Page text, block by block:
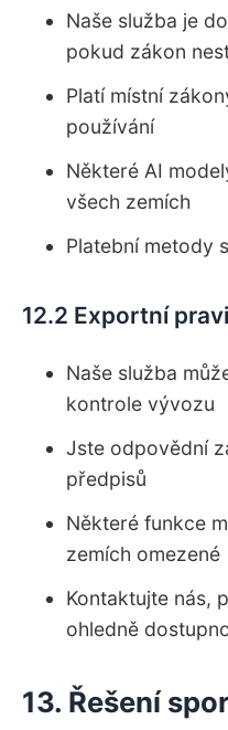
Naše služba je
pokud zákon
Platí místní
používání
Některé AI
všech zemích
Platební metody
12.2 Exportní
Naše služba
kontrole vývozu
Jste odpovědní
předpisů
Některé funkce
zemích omezené
Kontaktujte nás,
ohledně
13. Řešení